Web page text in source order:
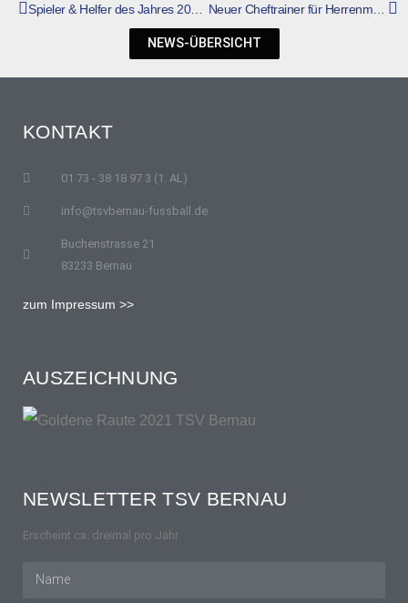
Spieler & Helfer des Jahres 2021 gekürt
NEWS-ÜBERSICHT
KONTAKT
01 73 - 38 18 97 3 (1. AL)
info@tsvbernau-fussball.de
Buchenstrasse 21
83233 Bernau
zum Impressum >>
AUSZEICHNUNG
NEWSLETTER TSV BERNAU
Erscheint ca. dreimal pro Jahr.